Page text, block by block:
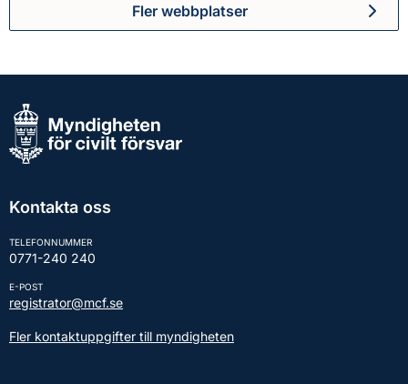
Fler webbplatser
Kontakta oss
TELEFONNUMMER
0771-240 240
E-POST
registrator@mcf.se
Fler kontaktuppgifter till myndigheten